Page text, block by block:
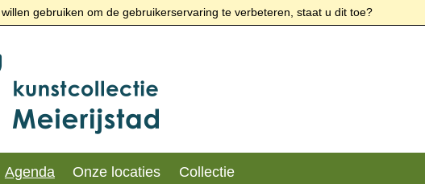
gebruiken om de gebruikerservaring te verbeteren, staat u dit toe?
Agenda Onze locaties Collectie